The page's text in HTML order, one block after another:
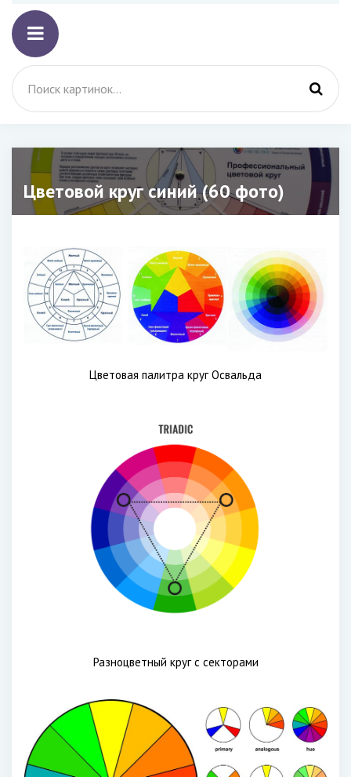
Цветовой круг синий (60 фото)
Цветовая палитра круг Освальда
Разноцветный круг с секторами